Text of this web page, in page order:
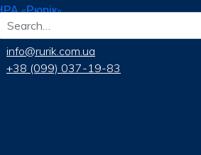
info@rurik.com.ua
+38 (099) 037-19-83